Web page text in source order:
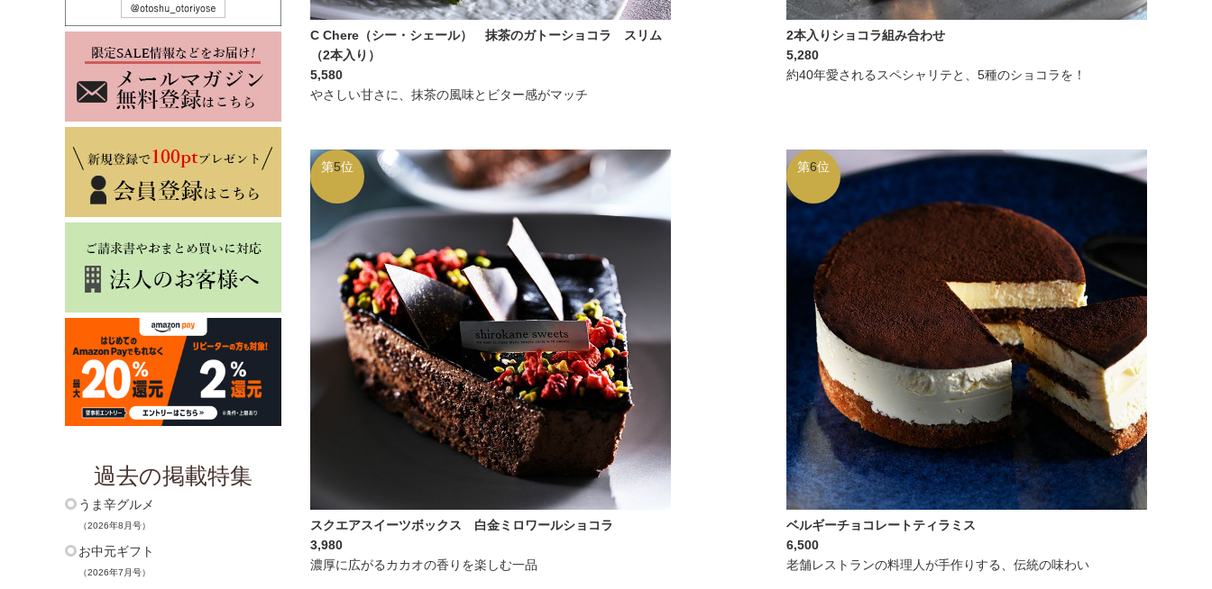
過去の掲載特集
うま辛グルメ
（2026年8月号）
お中元ギフト
（2026年7月号）
C Chere（シー・シェール） 抹茶のガトーショコラ スリム
（2本入り）
5,580
やさしい甘さに、抹茶の風味とビター感がマッチ
2本入りショコラ組み合わせ
5,280
約40年愛されるスペシャリテと、5種のショコラを！
第5位
スクエアスイーツボックス 白金ミロワールショコラ
3,980
濃厚に広がるカカオの香りを楽しむ一品
第6位
ベルギーチョコレートティラミス
6,500
老舗レストランの料理人が手作りする、伝統の味わい